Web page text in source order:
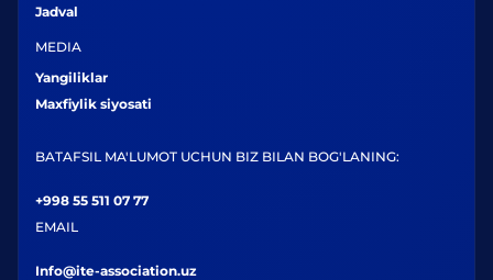
Jadval
MEDIA
Yangiliklar
Maxfiylik siyosati
BATAFSIL MA'LUMOT UCHUN BIZ BILAN BOG'LANING:
+998 55 511 07 77
EMAIL
Info@ite-association.uz